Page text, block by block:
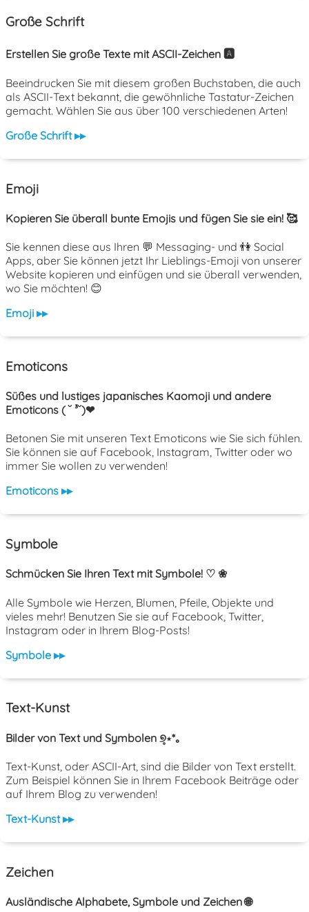
Große Schrift
Erstellen Sie große Texte mit ASCII-Zeichen 🅰️
Beeindrucken Sie mit diesem großen Buchstaben, die auch
als ASCII-Text bekannt, die gewöhnliche Tastatur-Zeichen
gemacht. Wählen Sie aus über 100 verschiedenen Arten!
Große Schrift ▸▸
Emoji
Kopieren Sie überall bunte Emojis und fügen Sie sie ein! 🥰
Sie kennen diese aus Ihren 💬 Messaging- und 👫 Social
Apps, aber Sie können jetzt Ihr Lieblings-Emoji von unserer
Website kopieren und einfügen und sie überall verwenden,
wo Sie möchten! 😊
Emoji ▸▸
Emoticons
Süßes und lustiges japanisches Kaomoji und andere
Emoticons ( ˘ ³˘)❤
Betonen Sie mit unseren Text Emoticons wie Sie sich fühlen.
Sie können sie auf Facebook, Instagram, Twitter oder wo
immer Sie wollen zu verwenden!
Emoticons ▸▸
Symbole
Schmücken Sie Ihren Text mit Symbole! ♡ ❀
Alle Symbole wie Herzen, Blumen, Pfeile, Objekte und
vieles mehr! Benutzen Sie sie auf Facebook, Twitter,
Instagram oder in Ihrem Blog-Posts!
Symbole ▸▸
Text-Kunst
Bilder von Text und Symbolen ୭̥⋆*｡
Text-Kunst, oder ASCII-Art, sind die Bilder von Text erstellt.
Zum Beispiel können Sie in Ihrem Facebook Beiträge oder
auf Ihrem Blog zu verwenden!
Text-Kunst ▸▸
Zeichen
Ausländische Alphabete, Symbole und Zeichen 🌐